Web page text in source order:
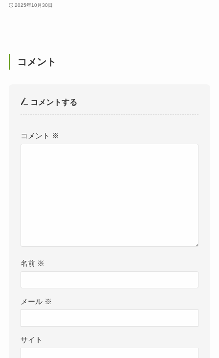
2025年10月30日
コメント
コメントする
コメント ※
名前 ※
メール ※
サイト